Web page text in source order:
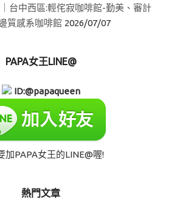
台中西區:輕侘寂咖啡館-勤美、審計
質感系咖啡館 2026/07/07
PAPA女王LINE@
ID:@papaqueen
加PAPA女王的LINE@喔!
熱門文章